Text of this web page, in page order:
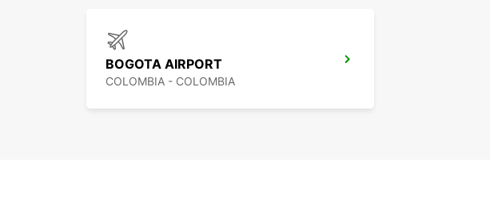
BOGOTA AIRPORT
COLOMBIA - COLOMBIA